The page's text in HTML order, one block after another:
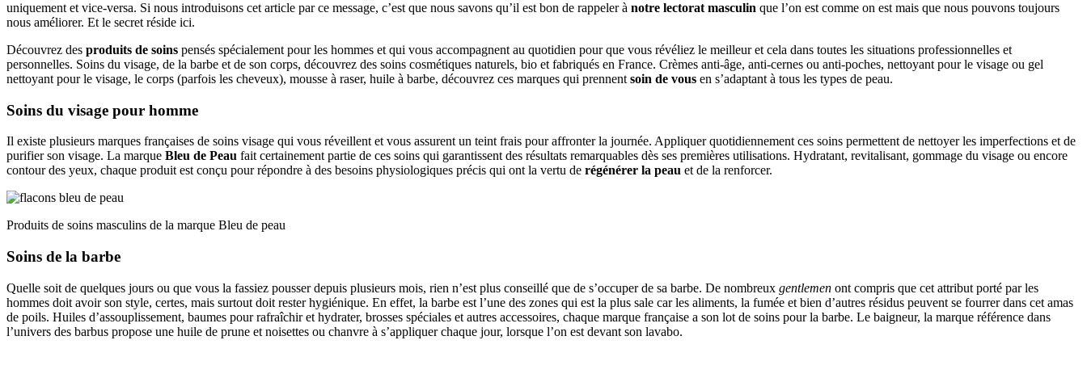
uniquement et vice-versa. Si nous introduisons cet article par ce message, c’est que nous savons qu’il est bon de rappeler à notre lectorat masculin que l’on est comme on est mais que nous pouvons toujours
nous améliorer. Et le secret réside ici.
Découvrez des produits de soins pensés spécialement pour les hommes et qui vous accompagnent au quotidien pour que vous révéliez le meilleur et cela dans toutes les situations professionnelles et
personnelles. Soins du visage, de la barbe et de son corps, découvrez des soins cosmétiques naturels, bio et fabriqués en France. Crèmes anti-âge, anti-cernes ou anti-poches, nettoyant pour le visage ou gel
nettoyant pour le visage, le corps (parfois les cheveux), mousse à raser, huile à barbe, découvrez ces marques qui prennent soin de vous en s’adaptant à tous les types de peau.
Soins du visage pour homme
Il existe plusieurs marques françaises de soins visage qui vous réveillent et vous assurent un teint frais pour affronter la journée. Appliquer quotidiennement ces soins permettent de nettoyer les imperfections et de
purifier son visage. La marque Bleu de Peau fait certainement partie de ces soins qui garantissent des résultats remarquables dès ses premières utilisations. Hydratant, revitalisant, gommage du visage ou encore
contour des yeux, chaque produit est conçu pour répondre à des besoins physiologiques précis qui ont la vertu de régénérer la peau et de la renforcer.
Produits de soins masculins de la marque Bleu de peau
Soins de la barbe
Quelle soit de quelques jours ou que vous la fassiez pousser depuis plusieurs mois, rien n’est plus conseillé que de s’occuper de sa barbe. De nombreux gentlemen ont compris que cet attribut porté par les
hommes doit avoir son style, certes, mais surtout doit rester hygiénique. En effet, la barbe est l’une des zones qui est la plus sale car les aliments, la fumée et bien d’autres résidus peuvent se fourrer dans cet amas
de poils. Huiles d’assouplissement, baumes pour rafraîchir et hydrater, brosses spéciales et autres accessoires, chaque marque française a son lot de soins pour la barbe. Le baigneur, la marque référence dans
l’univers des barbus propose une huile de prune et noisettes ou chanvre à s’appliquer chaque jour, lorsque l’on est devant son lavabo.